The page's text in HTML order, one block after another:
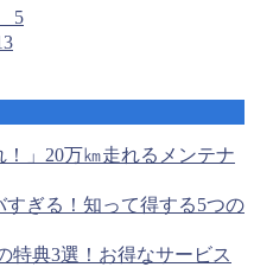
5
！」20万㎞走れるメンテナ
ぎる！知って得する5つの
特典3選！お得なサービス